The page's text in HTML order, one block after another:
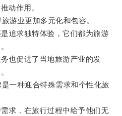
动作用。
业更加多元化和包容。
求独特体验，它们都为旅游
促进了当地旅游产业的发
种迎合特殊需求和个性化旅
，在旅行过程中给予他们无